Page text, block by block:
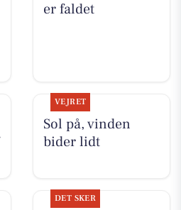
er faldet
VEJRET
Sol på, vinden
bider lidt
DET SKER